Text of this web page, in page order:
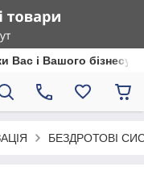
Вас і Вашого бізнесу
БЕЗДРОТОВІ